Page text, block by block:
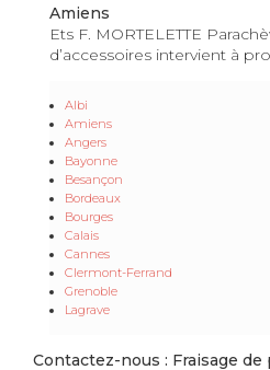
Amiens
Ets F. MORTELETTE
d’accessoires intervient à
Albi
Amiens
Angers
Bayonne
Besançon
Bordeaux
Bourges
Calais
Cannes
Clermont-Ferrand
Grenoble
Lagrave
Contactez-nous : Fraisage